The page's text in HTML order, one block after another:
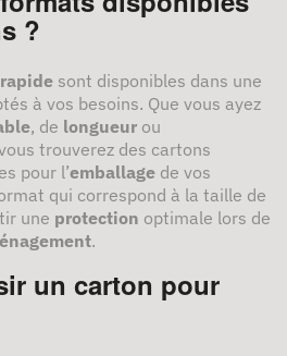
?
sont disponibles dans une
à vos besoins. Que vous ayez
, de longueur ou
trouverez des cartons
pour l’emballage de vos
qui correspond à la taille de
une protection optimale lors de
.
un carton pour